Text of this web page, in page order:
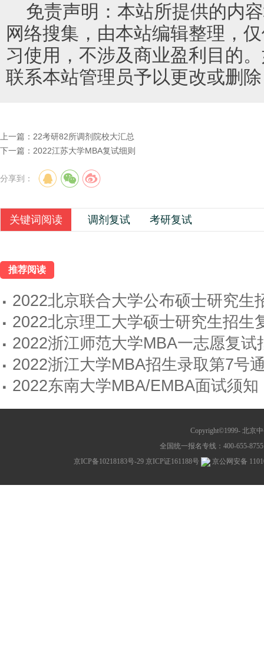
免责声明：本站所提供的内
网络搜集，由本站编辑整理，
习使用，不涉及商业盈利目的
联系本站管理员予以更改或删除
上一篇： 22考研82所调剂院校大汇总
下一篇： 2022江苏大学MBA复试细则
分享到：
关键词阅读 调剂复试 考研复试
推荐阅读
· 2022北京联合大学公布硕士研究生
· 2022北京理工大学硕士研究生招生
· 2022浙江师范大学MBA一志愿复试
· 2022浙江大学MBA招生录取第7号
· 2022东南大学MBA/EMBA面试须知
Copyright©1999- 北京
全国统一报名专线：400-655-
京ICP备10218183号-29 京ICP证161188号 京公网安备